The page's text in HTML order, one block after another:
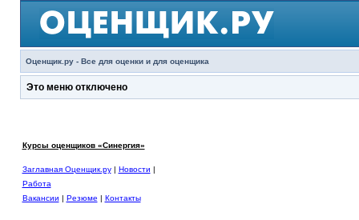
Оценщик.ру - Все для оценки и для оценщика
Это меню отключено
Курсы оценщиков «Синергия»
Заглавная Оценщик.ру| Новости |
Работа
Вакансии | Резюме | Контакты